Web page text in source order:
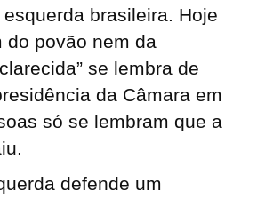
brasileira. Hoje
do povão nem da
se lembra de
da Câmara em
só se lembram que a
defende um